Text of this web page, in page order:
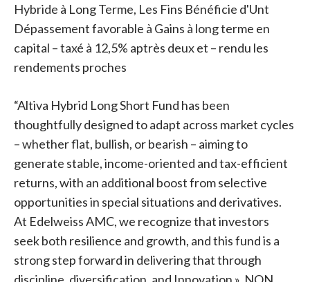
Hybride à Long Terme, Les Fins Bénéficie d'Unt
Dépassement favorable à Gains à long terme en
capital – taxé à 12,5% aptrès deux et – rendu les
rendements proches
“Altiva Hybrid Long Short Fund has been
thoughtfully designed to adapt across market cycles
– whether flat, bullish, or bearish – aiming to
generate stable, income-oriented and tax-efficient
returns, with an additional boost from selective
opportunities in special situations and derivatives.
At Edelweiss AMC, we recognize that investors
seek both resilience and growth, and this fund is a
strong step forward in delivering that through
discipline, diversification, and Innovation », NON